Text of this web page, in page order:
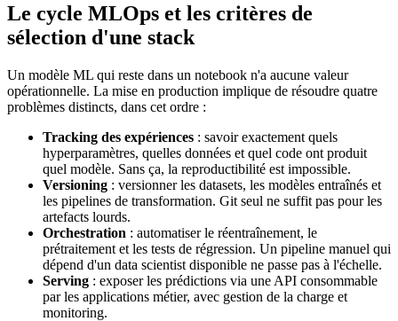
Le cycle MLOps et les critères de
sélection d'une stack
Un modèle ML qui reste dans un notebook n'a aucune valeur
opérationnelle. La mise en production implique de résoudre quatre
problèmes distincts, dans cet ordre :
Tracking des expériences : savoir exactement quels
hyperparamètres, quelles données et quel code ont produit
quel modèle. Sans ça, la reproductibilité est impossible.
Versioning : versionner les datasets, les modèles entraînés et
les pipelines de transformation. Git seul ne suffit pas pour les
artefacts lourds.
Orchestration : automatiser le réentraînement, le
prétraitement et les tests de régression. Un pipeline manuel qui
dépend d'un data scientist disponible ne passe pas à l'échelle.
Serving : exposer les prédictions via une API consommable
par les applications métier, avec gestion de la charge et
monitoring.